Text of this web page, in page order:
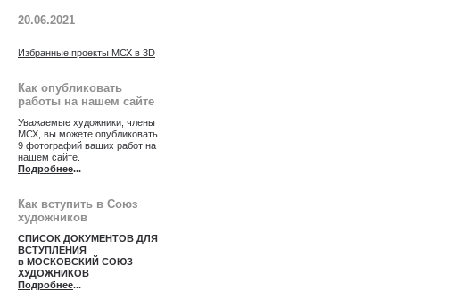
20.06.2021
Избранные проекты МСХ в 3D
Как опубликовать
работы на нашем сайте
Уважаемые художники, члены
МСХ, вы можете опубликовать
9 фотографий ваших работ на
нашем сайте.
Подробнее...
Как вступить в Союз
художников
СПИСОК ДОКУМЕНТОВ ДЛЯ
ВСТУПЛЕНИЯ
в МОСКОВСКИЙ СОЮЗ
ХУДОЖНИКОВ
Подробнее...